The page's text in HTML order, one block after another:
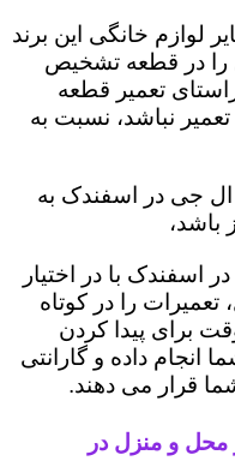
لوازم خانگی این برند
را در قطعه تشخیص
تعمیر قطعه
نباشد، نسبت به
ال جی در اسفندک به
باشد،
اسفندک با در اختیار
را در کوتاه
برای پیدا کردن
انجام داده و گارانتی
قرار می دهند.
محل و منزل در